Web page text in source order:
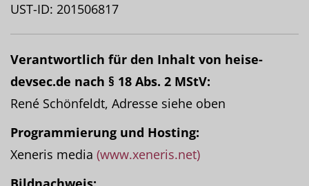
UST-ID: 201506817
Verantwortlich für den Inhalt von heise-
devsec.de nach § 18 Abs. 2 MStV:
René Schönfeldt, Adresse siehe oben
Programmierung und Hosting:
Xeneris media (www.xeneris.net)